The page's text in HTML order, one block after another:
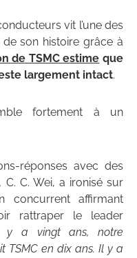
vit l’une des
son histoire grâce à
de TSMC estime que
largement intact.
fortement à un
réponses avec des
C. C. Wei, a ironisé sur
concurrent affirmant
rattraper le leader
y a vingt ans, notre
TSMC en dix ans. Il y a